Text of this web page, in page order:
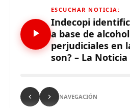
ESCUCHAR NOTICIA:
Indecopi
a base de
perjudiciales en
son? – La
NAVEGACIÓN